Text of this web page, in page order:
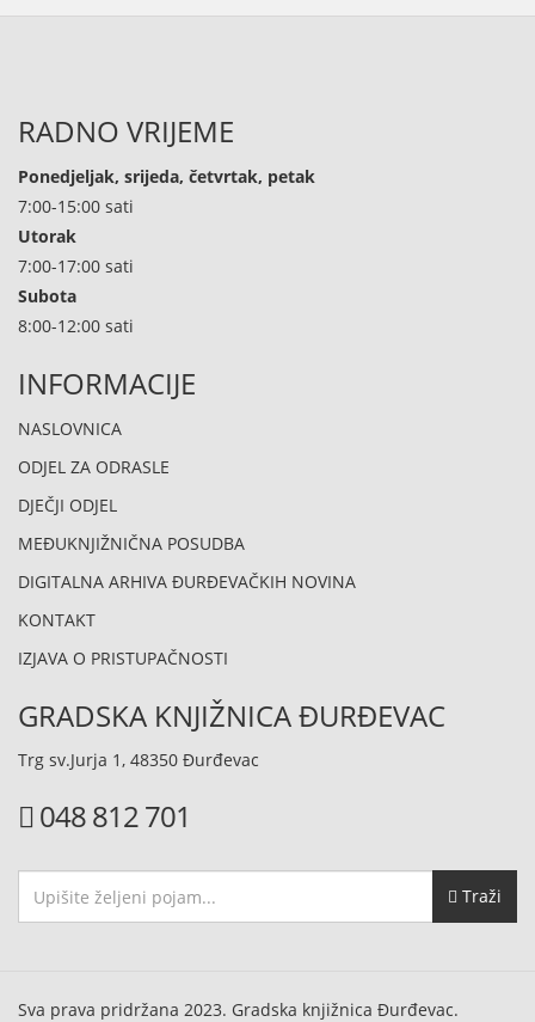
RADNO VRIJEME
Ponedjeljak, srijeda, četvrtak, petak
7:00-15:00 sati
Utorak
7:00-17:00 sati
Subota
8:00-12:00 sati
INFORMACIJE
NASLOVNICA
ODJEL ZA ODRASLE
DJEČJI ODJEL
MEĐUKNJIŽNIČNA POSUDBA
DIGITALNA ARHIVA ĐURĐEVAČKIH NOVINA
KONTAKT
IZJAVA O PRISTUPAČNOSTI
GRADSKA KNJIŽNICA ĐURĐEVAC
Trg sv.Jurja 1, 48350 Đurđevac
048 812 701
Traži
Sva prava pridržana 2023. Gradska knjižnica Đurđevac.